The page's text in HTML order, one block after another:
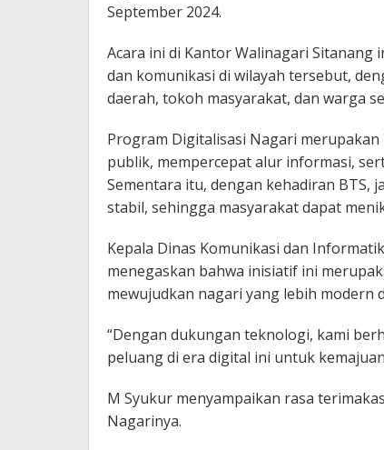
September 2024.
Acara ini di Kantor Walinagari
dan komunikasi di wilayah tersebut,
daerah, tokoh masyarakat, dan warga
Program Digitalisasi Nagari
publik, mempercepat alur informasi,
Sementara itu, dengan kehadiran BTS,
stabil, sehingga masyarakat dapat
Kepala Dinas Komunikasi dan
menegaskan bahwa inisiatif ini
mewujudkan nagari yang lebih modern
“Dengan dukungan teknologi, kami
peluang di era digital ini untuk
M Syukur menyampaikan rasa
Nagarinya.